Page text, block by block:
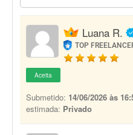
Luana R.
TOP
Aceita
Submetido: 14/06/2026 às
estimada: Privado